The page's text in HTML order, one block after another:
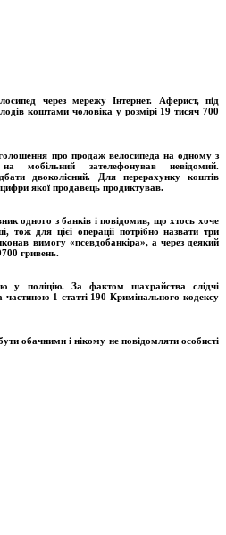
через мережу Інтернет. Аферист, під
коштами чоловіка у розмірі 19 тисяч 700
про продаж велосипеда на одному з
мобільний зателефонував невідомий.
двоколісний. Для перерахунку коштів
якої продавець продиктував.
одного з банків і повідомив, що хтось хоче
тож для цієї операції потрібно назвати три
вимогу «псевдобанкіра», а через деякий
гривень.
у поліцію. За фактом шахрайства слідчі
частиною 1 статті 190 Кримінального кодексу
обачними і нікому не повідомляти особисті